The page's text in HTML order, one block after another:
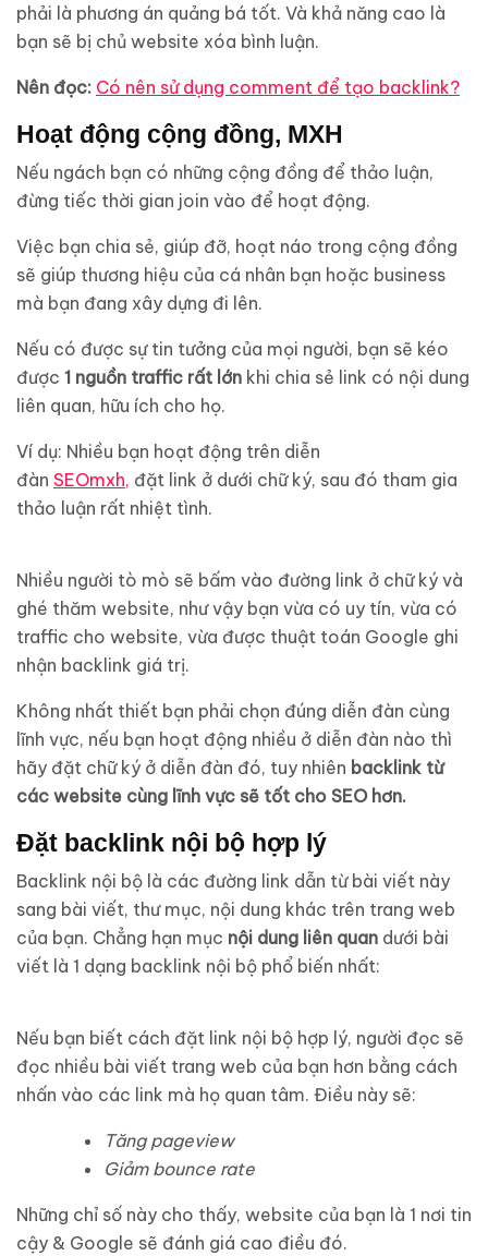
phải là phương án quảng bá tốt. Và khả năng cao là
bạn sẽ bị chủ website xóa bình luận.
Nên đọc: Có nên sử dụng comment để tạo backlink?
Hoạt động cộng đồng, MXH
Nếu ngách bạn có những cộng đồng để thảo luận,
đừng tiếc thời gian join vào để hoạt động.
Việc bạn chia sẻ, giúp đỡ, hoạt náo trong cộng đồng
sẽ giúp thương hiệu của cá nhân bạn hoặc business
mà bạn đang xây dựng đi lên.
Nếu có được sự tin tưởng của mọi người, bạn sẽ kéo
được 1 nguồn traffic rất lớn khi chia sẻ link có nội dung
liên quan, hữu ích cho họ.
Ví dụ: Nhiều bạn hoạt động trên diễn
đàn SEOmxh, đặt link ở dưới chữ ký, sau đó tham gia
thảo luận rất nhiệt tình.
Nhiều người tò mò sẽ bấm vào đường link ở chữ ký và
ghé thăm website, như vậy bạn vừa có uy tín, vừa có
traffic cho website, vừa được thuật toán Google ghi
nhận backlink giá trị.
Không nhất thiết bạn phải chọn đúng diễn đàn cùng
lĩnh vực, nếu bạn hoạt động nhiều ở diễn đàn nào thì
hãy đặt chữ ký ở diễn đàn đó, tuy nhiên backlink từ
các website cùng lĩnh vực sẽ tốt cho SEO hơn.
Đặt backlink nội bộ hợp lý
Backlink nội bộ là các đường link dẫn từ bài viết này
sang bài viết, thư mục, nội dung khác trên trang web
của bạn. Chẳng hạn mục nội dung liên quan dưới bài
viết là 1 dạng backlink nội bộ phổ biến nhất:
Nếu bạn biết cách đặt link nội bộ hợp lý, người đọc sẽ
đọc nhiều bài viết trang web của bạn hơn bằng cách
nhấn vào các link mà họ quan tâm. Điều này sẽ:
Tăng pageview
Giảm bounce rate
Những chỉ số này cho thấy, website của bạn là 1 nơi tin
cậy & Google sẽ đánh giá cao điều đó.